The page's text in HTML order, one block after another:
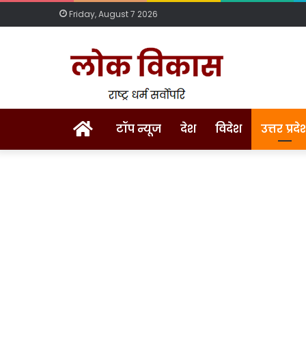
Friday, August 7 2026
Homeटॉप न्यूज देश विदेश उत्तर